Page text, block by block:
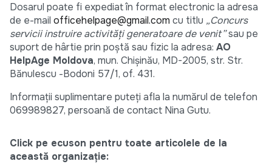
Dosarul poate fi expediat în format electronic la adresa
de e-mail officehelpage@gmail.com cu titlu „Concurs
servicii instruireactivități generatoare de venit”sau pe
suport de hârtie prin poștă sau fizic la adresa: AO
HelpAge Moldova, mun. Chișinău, MD-2005, str. Str.
Bănulescu -Bodoni 57/1, of. 431.
Informații suplimentare puteți afla la numărul de telefon
069989827, persoană de contact Nina Gutu.
Click pe ecuson pentru toate articolele de la
această organizație: